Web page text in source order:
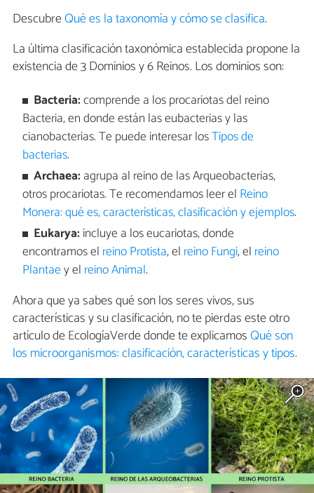
DescubreQué es la taxonomía y cómo se clasifica.
La última clasificación taxonómica establecida propone la
existencia de 3 Dominios y 6 Reinos. Los dominios son:
Bacteria:comprende a los procariotas del reino
Bacteria, en donde están las eubacterias y las
cianobacterias. Te puede interesar losTipos de
bacterias.
Archaea: agrupa al reino de las Arqueobacterias,
otros procariotas. Te recomendamos leer el Reino
Monera: qué es, características, clasificación y ejemplos.
Eukarya: incluye a los eucariotas, donde
encontramos el reino Protista, el reino Fungi, el reino
Plantaey el reino Animal.
Ahora que ya sabes qué son los seres vivos, sus
características y su clasificación, no te pierdas este otro
artículo de EcologíaVerde donde te explicamosQué son
los microorganismos: clasificación, características y tipos.